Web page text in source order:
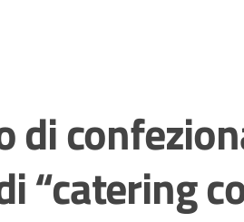
di
“catering